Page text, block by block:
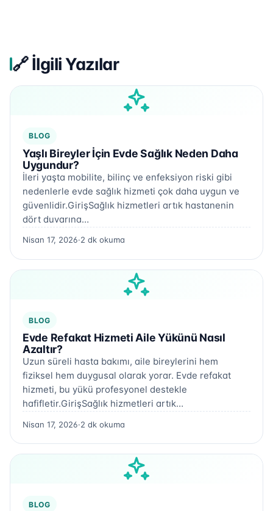
🔗 İlgili Yazılar
BLOG
Yaşlı Bireyler İçin Evde Sağlık Neden Daha
Uygundur?
İleri yaşta mobilite, bilinç ve enfeksiyon riski gibi
nedenlerle evde sağlık hizmeti çok daha uygun ve
güvenlidir.GirişSağlık hizmetleri artık hastanenin
dört duvarına…
Nisan 17, 2026·2 dk okuma
BLOG
Evde Refakat Hizmeti Aile Yükünü Nasıl
Azaltır?
Uzun süreli hasta bakımı, aile bireylerini hem
fiziksel hem duygusal olarak yorar. Evde refakat
hizmeti, bu yükü profesyonel destekle
hafifletir.GirişSağlık hizmetleri artık…
Nisan 17, 2026·2 dk okuma
BLOG